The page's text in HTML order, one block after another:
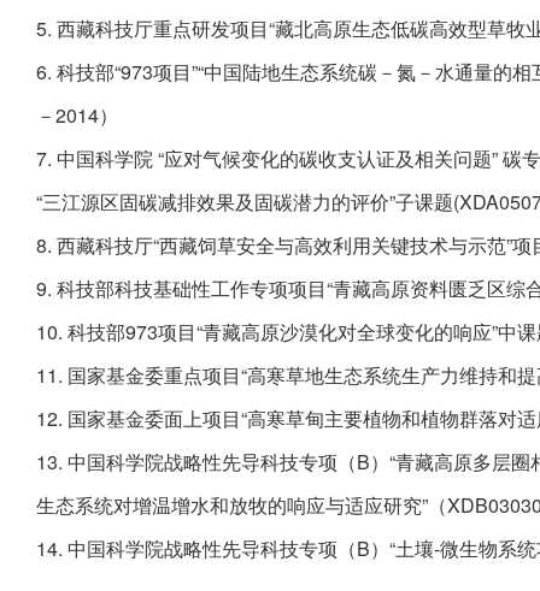
5. 西藏科技厅重点研发项目“藏北高原生态低碳高效型草牧
6. 科技部“973项目”“中国陆地生态系统碳－氮－水通量的
－2014）
7. 中国科学院 “应对气候变化的碳收支认证及相关问题” 碳
“三江源区固碳减排效果及固碳潜力的评价”子课题
8. 西藏科技厅“西藏饲草安全与高效利用关键技术与示范”
9. 科技部科技基础性工作专项项目“青藏高原资料匮乏区
10. 科技部973项目“青藏高原沙漠化对全球变化的响应”中
11. 国家基金委重点项目“高寒草地生态系统生产力维持和
12. 国家基金委面上项目“高寒草甸主要植物和植物群落对
13. 中国科学院战略性先导科技专项（B）“青藏高原多层
生态系统对增温增水和放牧的响应与适应研究”（
14. 中国科学院战略性先导科技专项（B）“土壤-微生物系